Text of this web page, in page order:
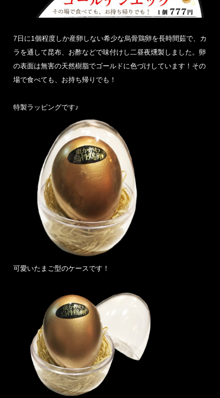
7日に1個程度しか産卵しない希少な烏骨鶏卵を長時間茹で、カ
ラを通して昆布、お酢などで味付けし二昼夜燻製しました。卵
の表面は無害の天然樹脂でゴールドに色づけしています！その
場で食べても、お持ち帰りでも！
特製ラッピングです♪
可愛いたまご型のケースです！